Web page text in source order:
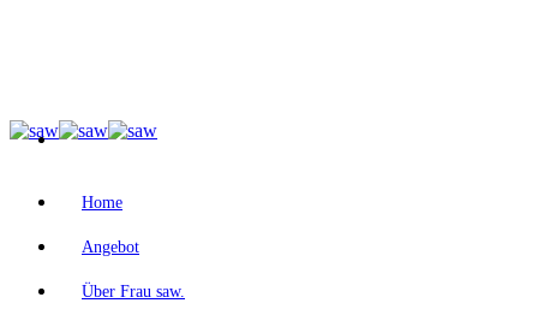
Home
Angebot
Über Frau saw.